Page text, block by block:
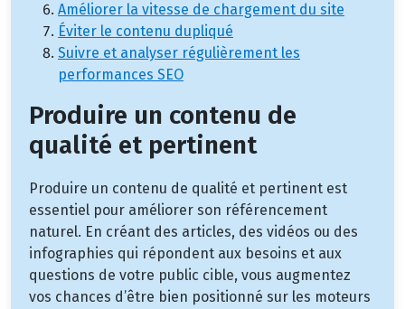
Améliorer la vitesse de chargement du site
Éviter le contenu dupliqué
Suivre et analyser régulièrement les
performances SEO
Produire un contenu de
qualité et pertinent
Produire un contenu de qualité et pertinent est
essentiel pour améliorer son référencement
naturel. En créant des articles, des vidéos ou des
infographies qui répondent aux besoins et aux
questions de votre public cible, vous augmentez
vos chances d’être bien positionné sur les moteurs